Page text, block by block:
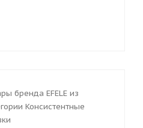
бренда EFELE из
Консистентные